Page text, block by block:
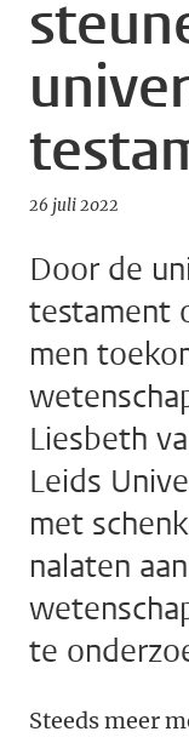
26 juli 2022
Door de
testament
men
Liesbeth
Leids
met
nalaten
te
Steeds meer